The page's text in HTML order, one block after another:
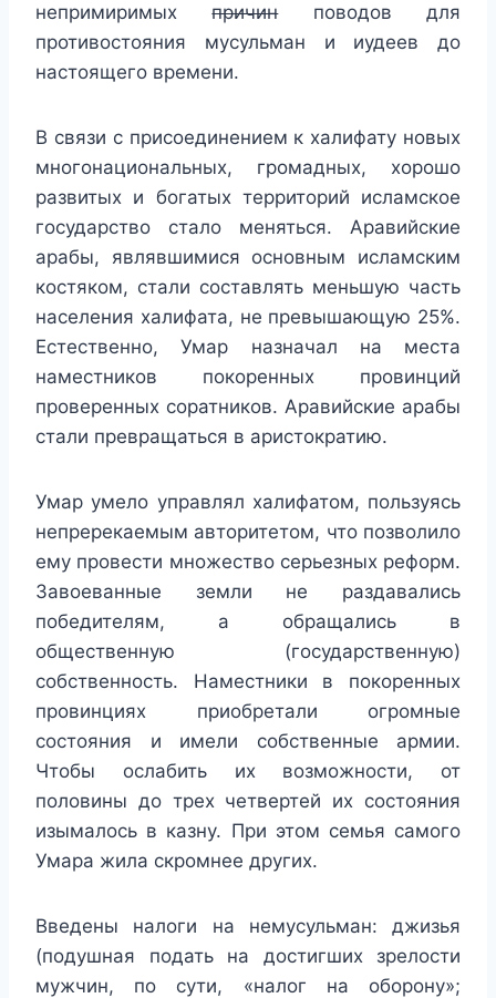
непримиримыхпричинповодов для
противостояния мусульман и иудеев до
настоящего времени.
В связи с присоединением к халифату новых
многонациональных, громадных, хорошо
развитых и богатых территорий исламское
государство стало меняться. Аравийские
арабы, являвшимися основным исламским
костяком, стали составлять меньшую часть
населения халифата, не превышающую 25%.
Естественно, Умар назначал на места
наместников покоренных провинций
проверенных соратников. Аравийские арабы
стали превращаться в аристократию.
Умар умело управлял халифатом, пользуясь
непререкаемым авторитетом, что позволило
ему провести множество серьезных реформ.
Завоеванные земли не раздавались
победителям, а обращались в
общественную (государственную)
собственность. Наместники в покоренных
провинциях приобретали огромные
состояния и имели собственные армии.
Чтобы ослабить их возможности, от
половины до трех четвертей их состояния
изымалось в казну. При этом семья самого
Умара жила скромнее других.
Введены налоги на немусульман: джизья
(подушная подать на достигших зрелости
мужчин, по сути, «налог на оборону»;